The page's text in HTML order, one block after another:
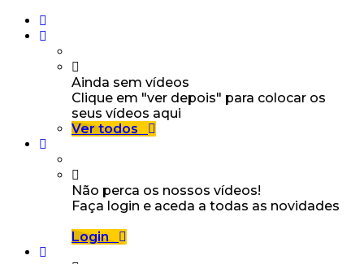
Ainda sem vídeos
Clique em "ver depois" para colocar os
seus vídeos aqui
Ver todos
Não perca os nossos vídeos!
Faça login e aceda a todas as novidades
Login